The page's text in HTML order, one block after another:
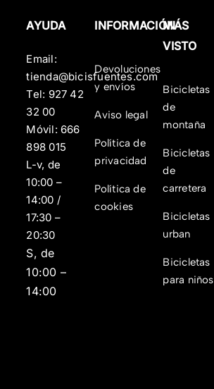
AYUDA
Email:
tienda@bicisfuentes.com
Tel: 927 42
32 00
Móvil: 666
898 015
L-v, de
10:00 –
14:00 /
17:30 –
20:30
S, de
10:00 –
14:00
INFORMACIÓN
Devoluciones
y envíos
Aviso legal
Política de
privacidad
Política de
cookies
MÁS
VISTO
Bicicletas
de
montaña
Bicicletas
de
carretera
Bicicletas
urban
Bicicletas
para niños